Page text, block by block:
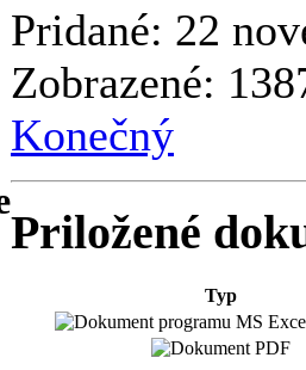
Pridané: 22
Zobrazené:
Konečný
Priložené
Typ